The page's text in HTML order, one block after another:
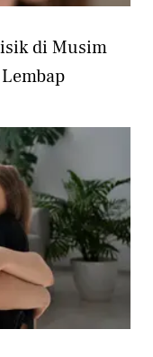
di Musim